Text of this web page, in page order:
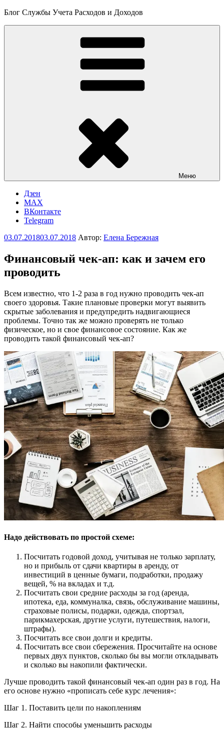
Блог Службы Учета Расходов и Доходов
Меню
Дзен
MAX
ВКонтакте
Telegram
Опубликовано
03.07.201803.07.2018 Автор: Елена Бережная
Финансовый чек-ап: как и зачем его
проводить
Всем известно, что 1-2 раза в год нужно проводить чек-ап
своего здоровья. Такие плановые проверки могут выявить
скрытые заболевания и предупредить надвигающиеся
проблемы. Точно так же можно проверять не только
физическое, но и свое финансовое состояние. Как же
проводить такой финансовый чек-ап?
Надо действовать по простой схеме:
Посчитать годовой доход, учитывая не только зарплату,
но и прибыль от сдачи квартиры в аренду, от
инвестиций в ценные бумаги, подработки, продажу
вещей, % на вкладах и т.д.
Посчитать свои средние расходы за год (аренда,
ипотека, еда, коммуналка, связь, обслуживание машины,
страховые полисы, подарки, одежда, спортзал,
парикмахерская, другие услуги, путешествия, налоги,
штрафы).
Посчитать все свои долги и кредиты.
Посчитать все свои сбережения. Просчитайте на основе
первых двух пунктов, сколько бы вы могли откладывать
и сколько вы накопили фактически.
Лучше проводить такой финансовый чек-ап один раз в год. На
его основе нужно «прописать себе курс лечения»:
Шаг 1. Поставить цели по накоплениям
Шаг 2. Найти способы уменьшить расходы